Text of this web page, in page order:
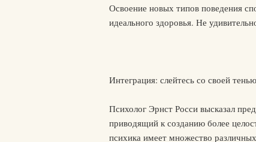
Освоение новых типов поведения
идеального здоровья. Не
Интеграция: слейтесь со своей тенью
Психолог Эрнст Росси высказал
приводящий к созданию более
психика имеет множество